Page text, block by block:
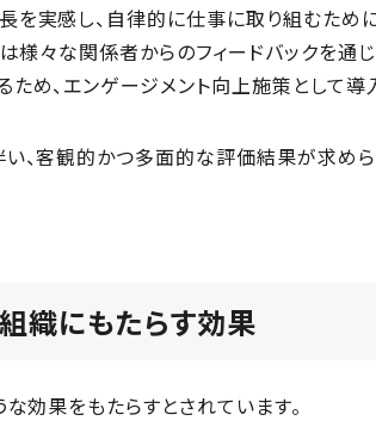
実感し、自律的に仕事に取り組むため
様々な関係者からのフィードバックを通
め、エンゲージメント向上施策として導
い、客観的かつ多面的な評価結果が求め
織にもたらす効果
効果をもたらすとされています。